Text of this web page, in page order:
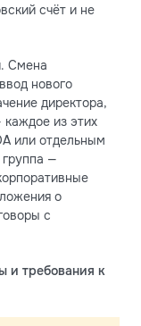
счёт и не
Смена
нового
директора,
из этих
или отдельным
—
о
с
и требования к